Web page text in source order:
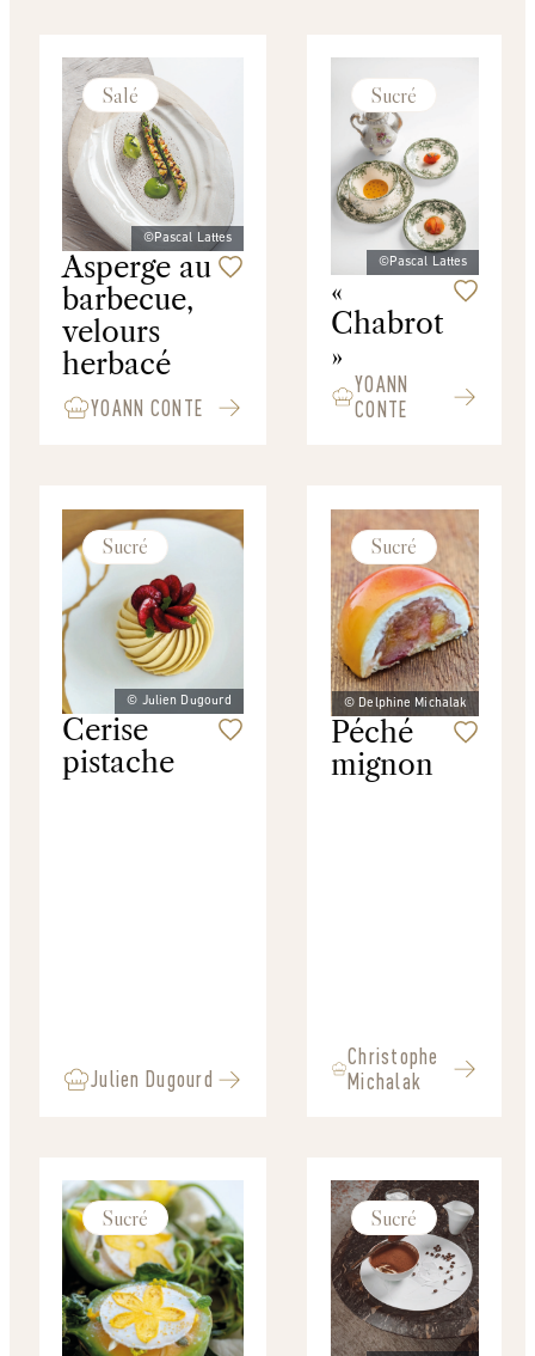
©Pascal Lattes
Salé
Asperge au
barbecue,
velours
herbacé
YOANN CONTE
©Pascal Lattes
Sucré
«
Chabrot
»
YOANN
CONTE
© Julien Dugourd
Sucré
Cerise
pistache
Julien Dugourd
© Delphine Michalak
Sucré
Péché
mignon
Christophe
Michalak
Sucré Sucré